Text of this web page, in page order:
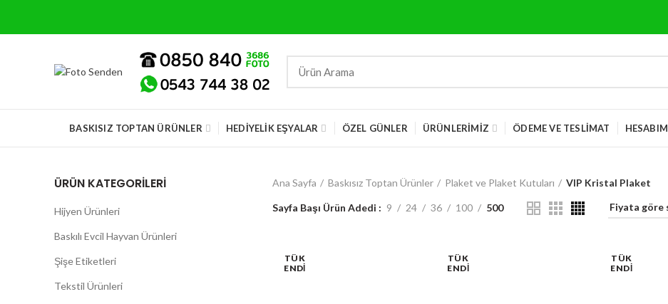
BASKISIZ TOPTAN ÜRÜNLER HEDIYELIK EŞYALAR ÖZEL GÜNLER ÜRÜNLERIMIZ ÖDEME VE TESLIMAT HESABIM
Ana Sayfa Baskısız Toptan Ürünler Plaket ve Plaket Kutuları VIP Kristal Plaket
Sayfa Başı Ürün Adedi 9 24 36 100 500
TÜK
ENDI
TÜK
ENDI
TÜK
ENDI
ÜRÜN KATEGORİLERİ
Hijyen Ürünleri
Baskılı Evcil Hayvan Ürünleri
Şişe Etiketleri
Tekstil Ürünleri